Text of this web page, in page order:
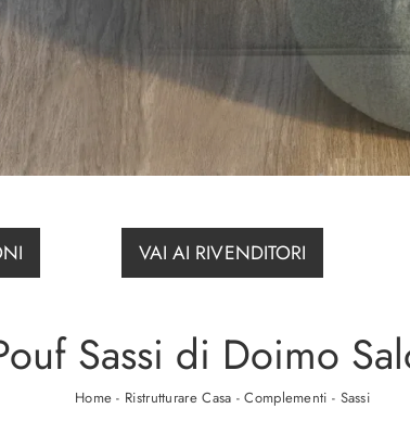
VAI AI RIVENDITORI
Sassi di Doimo
Home - Ristrutturare Casa -Complementi - Sassi